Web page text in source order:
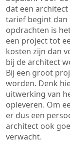
dat een
tarief begint dan
opdrachten is
een project tot
kosten zijn dan
bij de architect
Bij een groot
worden. Denk
uitwerking van
opleveren. Om
er dus een
architect ook
verwacht.